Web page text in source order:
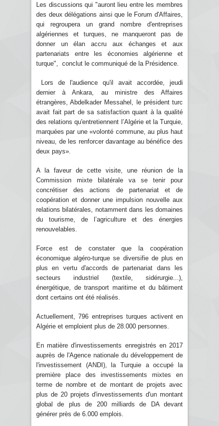
Les discussions qui "auront lieu entre les membres
des deux délégations ainsi que le Forum d'Affaires,
qui regroupera un grand nombre d'entreprises
algériennes et turques, ne manqueront pas de
donner un élan accru aux échanges et aux
partenariats entre les économies algérienne et
turque", conclut le communiqué de la Présidence.
Lors de l'audience qu'il avait accordée, jeudi
dernier à Ankara, au ministre des Affaires
étrangères, Abdelkader Messahel, le président turc
avait fait part de sa satisfaction quant à la qualité
des relations qu'entretiennent l’Algérie et la Turquie,
marquées par une «volonté commune, au plus haut
niveau, de les renforcer davantage au bénéfice des
deux pays».
A la faveur de cette visite, une réunion de la
Commission mixte bilatérale va se tenir pour
concrétiser des actions de partenariat et de
coopération et donner une impulsion nouvelle aux
relations bilatérales, notamment dans les domaines
du tourisme, de l’agriculture et des énergies
renouvelables.
Force est de constater que la coopération
économique algéro-turque se diversifie de plus en
plus en vertu d'accords de partenariat dans les
secteurs industriel (textile, sidérurgie...),
énergétique, de transport maritime et du bâtiment
dont certains ont été réalisés.
Actuellement, 796 entreprises turques activent en
Algérie et emploient plus de 28.000 personnes.
En matière d'investissements enregistrés en 2017
auprès de l'Agence nationale du développement de
l'investissement (ANDI), la Turquie a occupé la
première place des investissements mixtes en
terme de nombre et de montant de projets avec
plus de 20 projets d'investissements d'un montant
global de plus de 200 milliards de DA devant
générer près de 6.000 emplois.